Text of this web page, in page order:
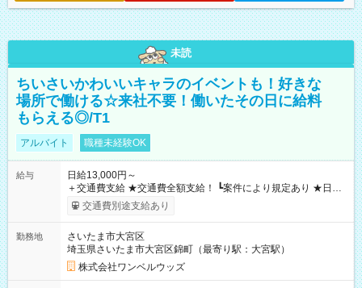
未読
ちいさいかわいいキャラのイベントも！好きな
場所で働ける☆来社不要！働いたその日に給料
もらえる◎/T1
アルバイト 職種未経験OK
給与
日給13,000円～
＋交通費支給 ★交通費全額支給！ ┗案件により規定あり ★日払
いOK！（規定あり） ┗働いたその日に現金GET♪ お仕事後はコ
ンビニATMから 日払い分を引き落とせます！ 【試用期間】試
交通費別途支給あり
勤務地
さいたま市大宮区
埼玉県さいたま市大宮区錦町（最寄り駅：大宮駅）
株式会社ワンベルウッズ